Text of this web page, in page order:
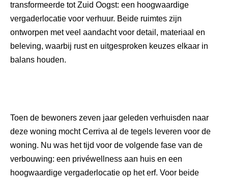
transformeerde tot Zuid Oogst: een hoogwaardige
vergaderlocatie voor verhuur. Beide ruimtes zijn
ontworpen met veel aandacht voor detail, materiaal en
beleving, waarbij rust en uitgesproken keuzes elkaar in
balans houden.
Toen de bewoners zeven jaar geleden verhuisden naar
deze woning mocht Cerriva al de tegels leveren voor de
woning. Nu was het tijd voor de volgende fase van de
verbouwing: een privéwellness aan huis en een
hoogwaardige vergaderlocatie op het erf. Voor beide